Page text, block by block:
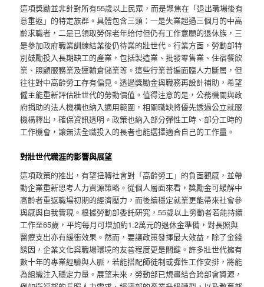
這項獎勵並非針對所有55歲以上民眾，而是聚焦在「退出職場後有
意重返」的特定族群。具體包含三類：一是失業超過三個月的中高
齡求職者，二是已領取勞保老年給付但仍有工作意願的退休族，三
是參加政府職業訓練結業後仍待業的壯世代。行業方面，勞動部特
別鼓勵投入長期缺工的產業，包括製造業、批發零售業、住宿餐飲
業、照顧服務業及運輸倉儲業等。這些行業普遍面臨人力斷層，但
往往對中高齡勞工存有偏見。透過獎勵金與職務再設計補助，希望
僱主能重新評估壯世代的勞動價值。值得注意的是，公務機關與政
府捐助的法人機構也納入適用範圍，相關職缺將優先透過公立就服
機構釋出，確保資訊透明。政策也納入部分彈性工時、部分工時的
工作機會，讓無法全職投入的長者也能選擇適合自己的工作量。
對壯世代職涯的影響與展望
這項政策的推出，有望扭轉社會對「高齡勞工」的負面觀感，並帶
動企業重新思考人力資源策略。從個人層面來看，獎勵金可緩解中
高齡者重返職場初期的經濟壓力，而後續穩定就業更能帶來社會參
與感與自我實現。根據勞動部委託研究，55歲以上勞動者若能持續
工作至65歲，平均每月可增加約1.2萬元的退休金準備，對長照與
醫療支出亦有緩衝效果。然而，要讓政策發揮最大效益，除了金錢
誘因，企業文化與職場環境的友善程度更是關鍵。許多壯世代擁有
數十年的專業經驗與人脈，若能搭配師徒制或彈性工作安排，將能
為組織注入穩定力量。展望未來，勞動部已規畫結合跨部會資源，